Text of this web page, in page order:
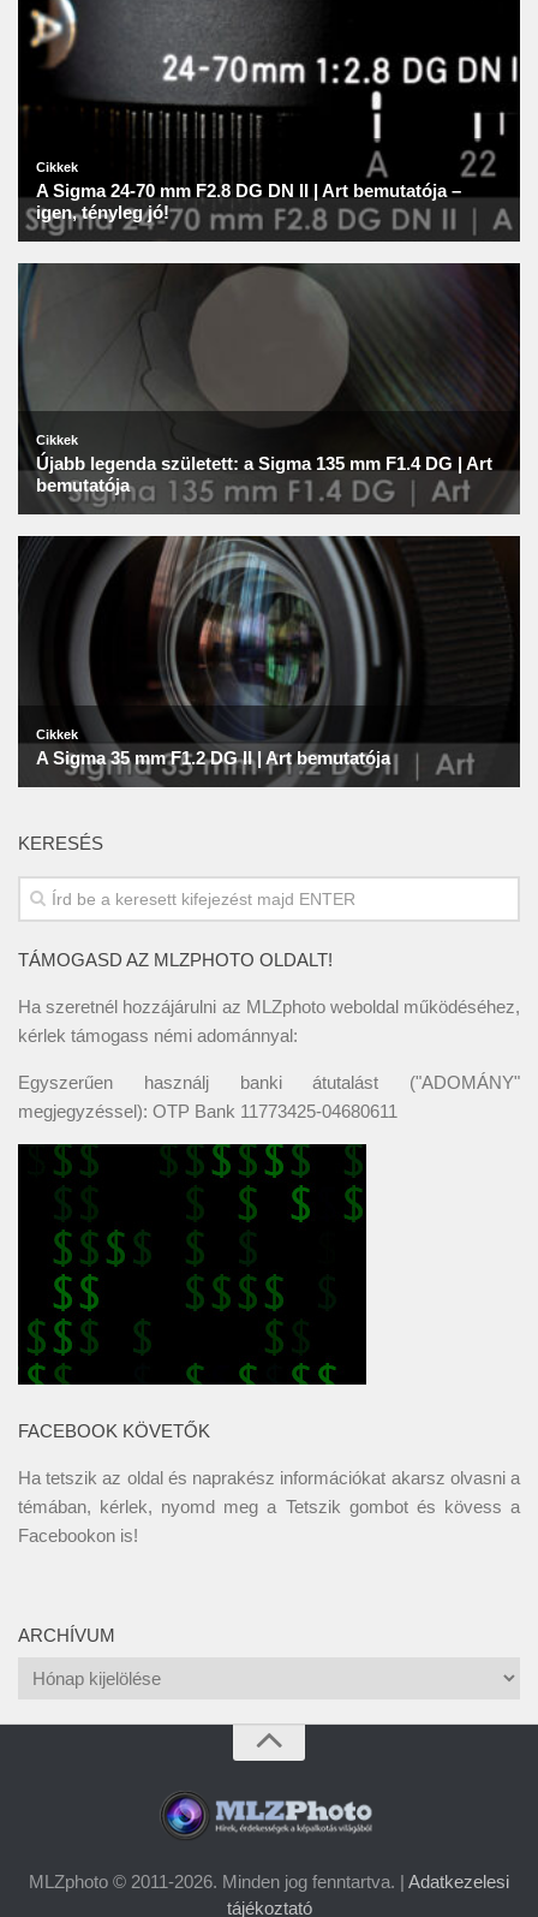
KERESÉS
TÁMOGASD AZ MLZPHOTO OLDALT!
Ha szeretnél hozzájárulni az MLZphoto weboldal működéséhez,
kérlek támogass némi adománnyal:
Egyszerűen használj banki átutalást ("ADOMÁNY"
megjegyzéssel): OTP Bank 11773425-04680611
FACEBOOK KÖVETŐK
Ha tetszik az oldal és naprakész információkat akarsz olvasni a
témában, kérlek, nyomd meg a Tetszik gombot és kövess a
Facebookon is!
ARCHÍVUM
Archívum
MLZphoto © 2011-2026. Minden jog fenntartva. | Adatkezelesi
tájékoztató